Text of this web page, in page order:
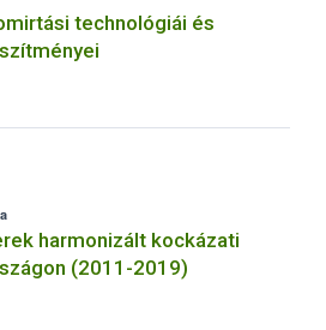
technológiái és
harmonizált kockázati
(2011-2019)